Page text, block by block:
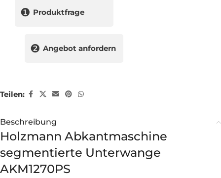
❶ Produktfrage
❷ Angebot anfordern
Teilen:
Beschreibung
Holzmann Abkantmaschine
segmentierte Unterwange
AKM1270PS